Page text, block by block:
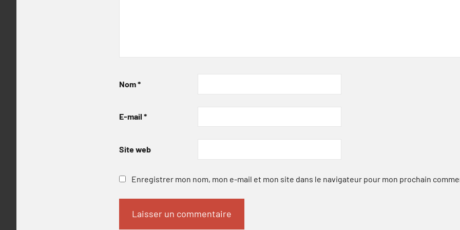
Nom*
E-mail *
Site web
Enregistrer mon nom, mon e-mail et mon site dans le navigateur pour mon prochain